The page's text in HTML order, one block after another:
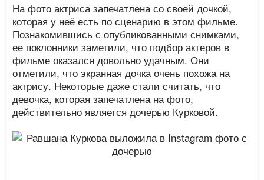
На фото актриса запечатлена со своей дочкой,
которая у неё есть по сценарию в этом фильме.
Познакомившись с опубликованными снимками,
ее поклонники заметили, что подбор актеров в
фильме оказался довольно удачным. Они
отметили, что экранная дочка очень похожа на
актрису. Некоторые даже стали считать, что
девочка, которая запечатлена на фото,
действительно является дочерью Курковой.